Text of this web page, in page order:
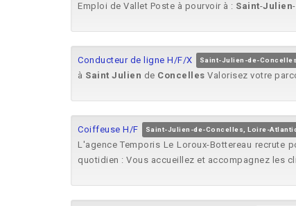
Emploi de Vallet Poste à pourvoir à : Saint-Julien
Conducteur de ligne H/F/X Saint-Julien-de-
à Saint Julien de Concelles Valorisez votre
Coiffeuse H/F Saint-Julien-de-Concelles, Loire-
L'agence Temporis Le Loroux-Bottereau recrute
quotidien : Vous accueillez et accompagnez les